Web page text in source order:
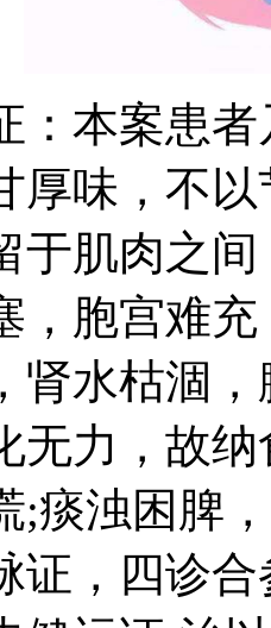
本案患者
厚味，不
于肌肉之
，胞宫难
肾水枯涸
无力，故
;痰浊困脾
证，四诊